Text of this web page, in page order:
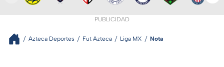
PUBLICIDAD
Azteca Deportes Fut Azteca Liga MX Nota